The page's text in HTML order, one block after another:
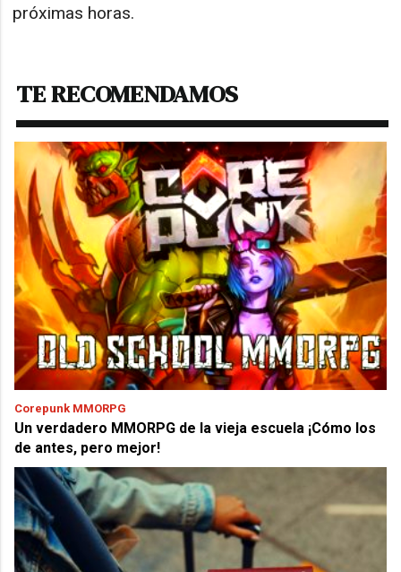
próximas horas.
TE RECOMENDAMOS
Corepunk MMORPG
Un verdadero MMORPG de la vieja escuela ¡Cómo los
de antes, pero mejor!